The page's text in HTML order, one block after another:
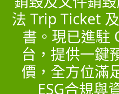
法 Trip Ticket
書。現已進駐
台，提供一鍵
價，全方位滿
ESG合規與